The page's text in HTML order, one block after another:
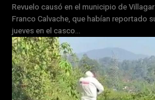
Revuelo causó en el municipio de
Franco Calvache, que habían reportado
jueves en el casco...